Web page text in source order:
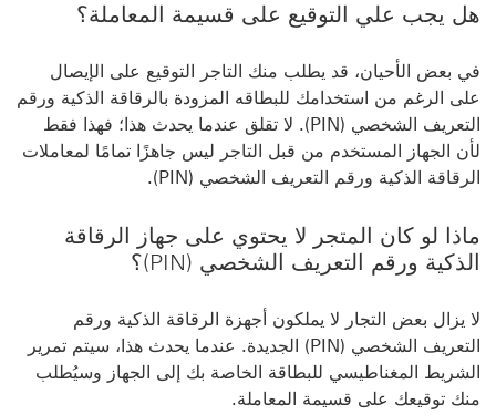
هل يجب علي التوقيع على قسيمة المعاملة؟
في بعض الأحيان، قد يطلب منك التاجر التوقيع على الإيصال
على الرغم من استخدامك للبطاقه المزودة بالرقاقة الذكية ورقم
التعريف الشخصي (PIN). لا تقلق عندما يحدث هذا؛ فهذا فقط
لأن الجهاز المستخدم من قبل التاجر ليس جاهزًا تمامًا لمعاملات
الرقاقة الذكية ورقم التعريف الشخصي (PIN).
ماذا لو كان المتجر لا يحتوي على جهاز الرقاقة
الذكية ورقم التعريف الشخصي (PIN)؟
لا يزال بعض التجار لا يملكون أجهزة الرقاقة الذكية ورقم
التعريف الشخصي (PIN) الجديدة. عندما يحدث هذا، سيتم تمرير
الشريط المغناطيسي للبطاقة الخاصة بك إلى الجهاز وسيُطلب
منك توقيعك على قسيمة المعاملة.